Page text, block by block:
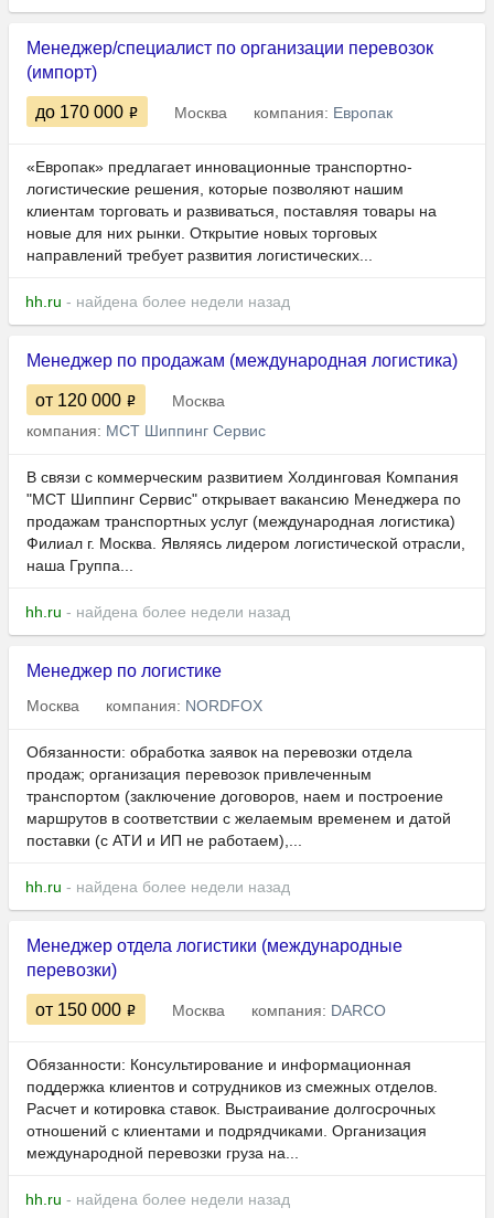
Менеджер/специалист по организации перевозок
(импорт)
до 170 000 Москва компания: Европак
«Европак» предлагает инновационные транспортно-
логистические решения, которые позволяют нашим
клиентам торговать и развиваться, поставляя товары на
новые для них рынки. Открытие новых торговых
направлений требует развития логистических...
hh.ru - найдена более недели назад
Менеджер по продажам (международная логистика)
от 120 000
Москва
компания: МСТ Шиппинг Сервис
В связи с коммерческим развитием Холдинговая Компания
"МСТ Шиппинг Сервис" открывает вакансию Менеджера по
продажам транспортных услуг (международная логистика)
Филиал г. Москва. Являясь лидером логистической отрасли,
наша Группа...
hh.ru - найдена более недели назад
Менеджер по логистике
Москва компания: NORDFOX
Обязанности: обработка заявок на перевозки отдела
продаж; организация перевозок привлеченным
транспортом (заключение договоров, наем и построение
маршрутов в соответствии с желаемым временем и датой
поставки (с АТИ и ИП не работаем),...
hh.ru - найдена более недели назад
Менеджер отдела логистики (международные
перевозки)
от 150 000 Москва компания: DARCO
Обязанности: Консультирование и информационная
поддержка клиентов и сотрудников из смежных отделов.
Расчет и котировка ставок. Выстраивание долгосрочных
отношений с клиентами и подрядчиками. Организация
международной перевозки груза на...
hh.ru - найдена более недели назад